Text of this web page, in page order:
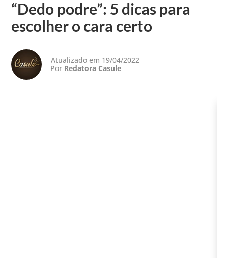
“Dedo podre”: 5 dicas para
escolher o cara certo
Atualizado em 19/04/2022
Por Redatora Casule